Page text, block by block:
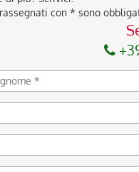
con * sono